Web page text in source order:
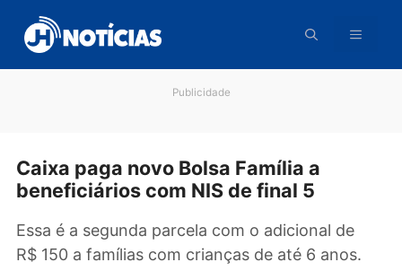
para
conteúdo
Caixa paga novo Bolsa Família a
Essa é a segunda parcela com o adicional de